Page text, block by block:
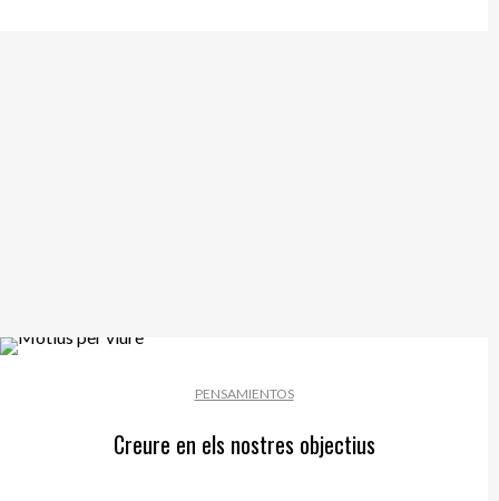
PENSAMIENTOS
Creure en els nostres objectius